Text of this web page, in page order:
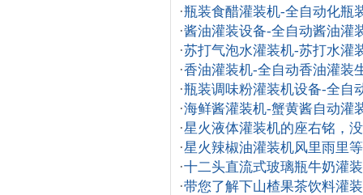
·瓶装食醋灌装机-全自动化瓶
·酱油灌装设备-全自动酱油灌
·苏打气泡水灌装机-苏打水灌
·香油灌装机-全自动香油灌装
·瓶装调味粉灌装机设备-全自
·海鲜酱灌装机-蟹黄酱自动灌
·星火液体灌装机的座右铭，
·星火辣椒油灌装机风里雨里
·十二头直流式玻璃瓶牛奶灌
·带您了解下山楂果茶饮料灌